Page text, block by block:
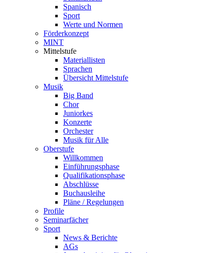
Spanisch
Sport
Werte und Normen
Förderkonzept
MINT
Mittelstufe
Materiallisten
Sprachen
Übersicht Mittelstufe
Musik
Big Band
Chor
Juniorkes
Konzerte
Orchester
Musik für Alle
Oberstufe
Willkommen
Einführungsphase
Qualifikationsphase
Abschlüsse
Buchausleihe
Pläne / Regelungen
Profile
Seminarfächer
Sport
News & Berichte
AGs